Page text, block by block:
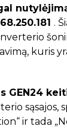
.
kuris
GEN24
sąsajos,
ir tada